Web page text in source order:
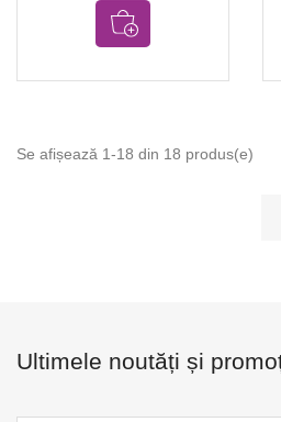
Se afișează 1-18 din 18 produs(e)
Ultimele noutăți și